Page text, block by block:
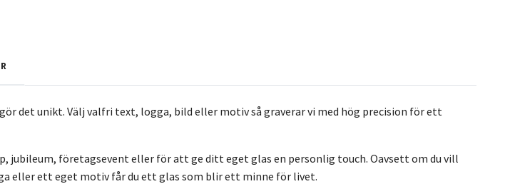
det unikt. Välj valfri text, logga, bild eller motiv så graverar vi med hög precision för ett
jubileum, företagsevent eller för att ge ditt eget glas en personlig touch. Oavsett om du vill
eller ett eget motiv får du ett glas som blir ett minne för livet.